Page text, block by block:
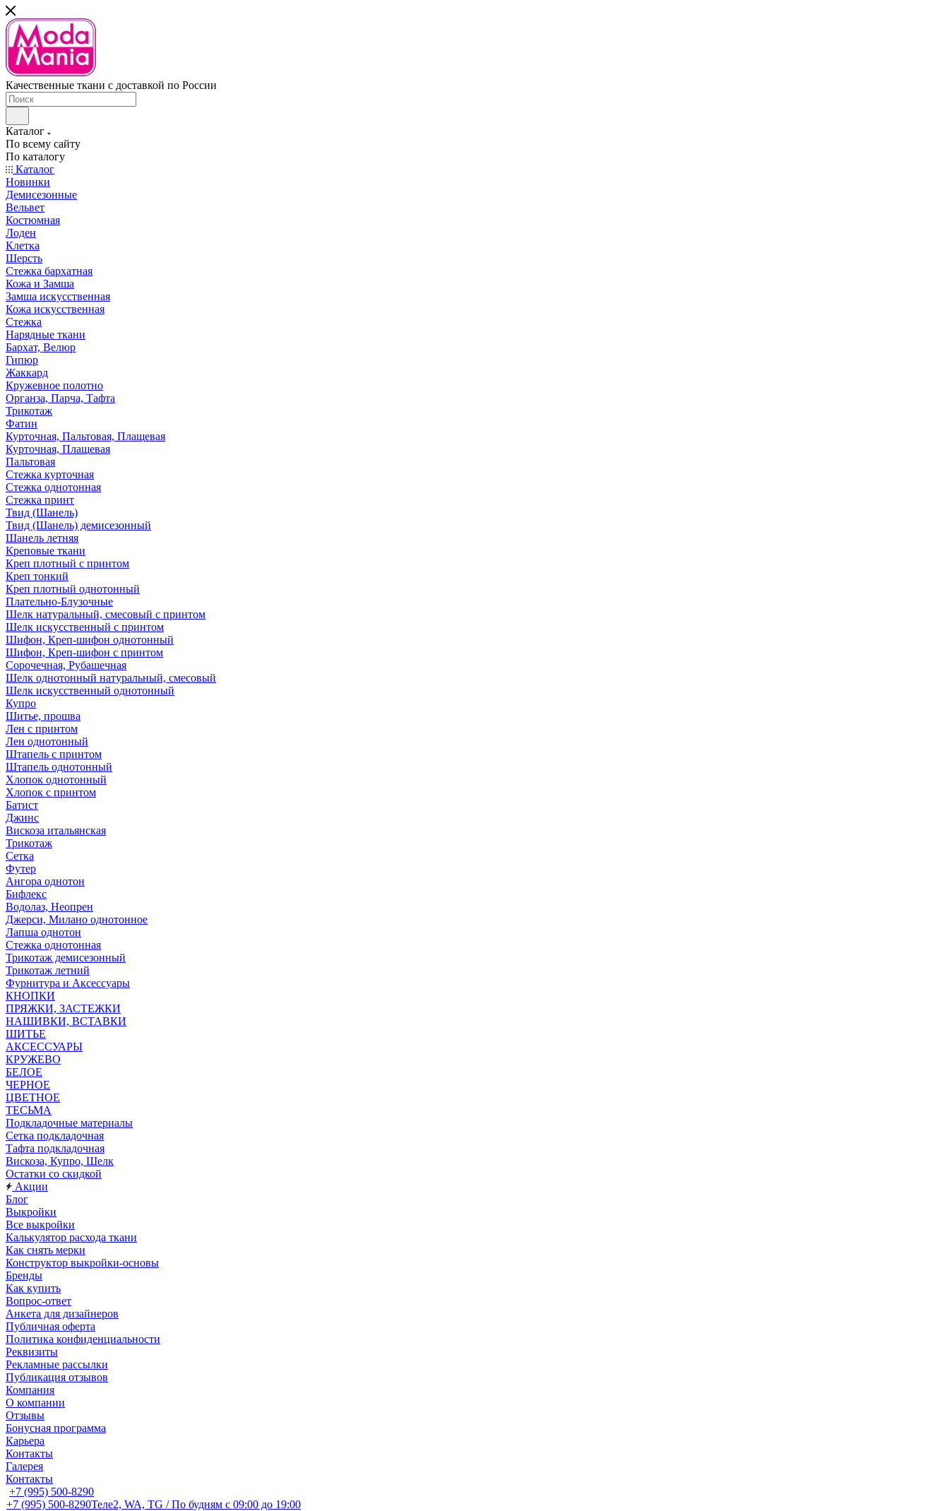
Качественные ткани с доставкой по России
Каталог
По всему сайту
По каталогу
Каталог
Новинки
Демисезонные
Вельвет
Костюмная
Лоден
Клетка
Шерсть
Стежка бархатная
Кожа и Замша
Замша искусственная
Кожа искусственная
Стежка
Нарядные ткани
Бархат, Велюр
Гипюр
Жаккард
Кружевное полотно
Органза, Парча, Тафта
Трикотаж
Фатин
Курточная, Пальтовая, Плащевая
Курточная, Плащевая
Пальтовая
Стежка курточная
Стежка однотонная
Стежка принт
Твид (Шанель)
Твид (Шанель) демисезонный
Шанель летняя
Креповые ткани
Креп плотный с принтом
Креп тонкий
Креп плотный однотонный
Плательно-Блузочные
Шелк натуральный, смесовый с принтом
Шелк искусственный с принтом
Шифон, Креп-шифон однотонный
Шифон, Креп-шифон с принтом
Сорочечная, Рубашечная
Шелк однотонный натуральный, смесовый
Шелк искусственный однотонный
Купро
Шитье, прошва
Лен с принтом
Лен однотонный
Штапель с принтом
Штапель однотонный
Хлопок однотонный
Хлопок с принтом
Батист
Джинс
Вискоза итальянская
Трикотаж
Сетка
Футер
Ангора однотон
Бифлекс
Водолаз, Неопрен
Джерси, Милано однотонное
Лапша однотон
Стежка однотонная
Трикотаж демисезонный
Трикотаж летний
Фурнитура и Аксессуары
КНОПКИ
ПРЯЖКИ, ЗАСТЕЖКИ
НАШИВКИ, ВСТАВКИ
ШИТЬЕ
АКСЕССУАРЫ
КРУЖЕВО
БЕЛОЕ
ЧЕРНОЕ
ЦВЕТНОЕ
ТЕСЬМА
Подкладочные материалы
Сетка подкладочная
Тафта подкладочная
Вискоза, Купро, Шелк
Остатки со скидкой
Акции
Блог
Выкройки
Все выкройки
Калькулятор расхода ткани
Как снять мерки
Конструктор выкройки-основы
Бренды
Как купить
Вопрос-ответ
Анкета для дизайнеров
Публичная оферта
Политика конфиденциальности
Реквизиты
Рекламные рассылки
Публикация отзывов
Компания
О компании
Отзывы
Бонусная программа
Карьера
Контакты
Галерея
Контакты
+7 (995) 500-8290
+7 (995) 500-8290Теле2, WA, TG / По будням c 09:00 до 19:00